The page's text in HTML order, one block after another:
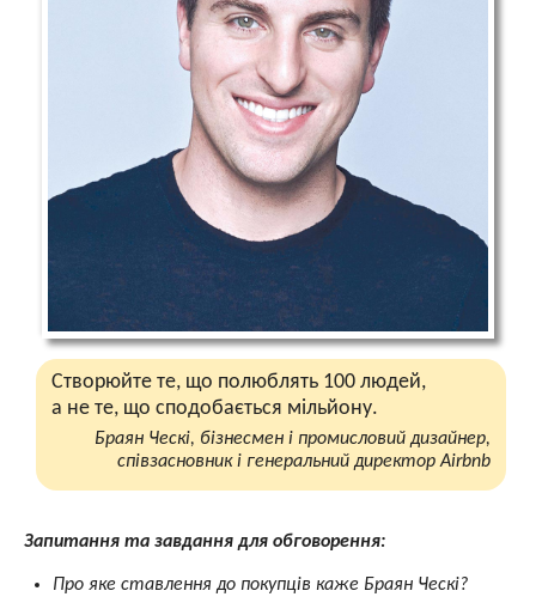
Створюйте те, що полюблять 100 людей,
а не те, що сподобається мільйону.
Браян Ческі, бізнесмен і промисловий дизайнер,
співзасновник і генеральний директор Airbnb
Запитання та завдання для обговорення:
Про яке ставлення до покупців каже Браян Ческі?